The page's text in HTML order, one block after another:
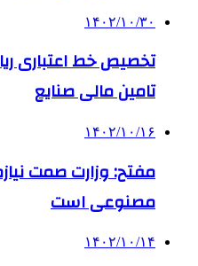
۱۴۰۲/۱۰/۳۰
تخصیص خط اعتباری
تامین مالی صنایع
۱۴۰۲/۱۰/۱۶
مفتح: وزارت صمت
مصنوعی است
۱۴۰۲/۱۰/۱۴